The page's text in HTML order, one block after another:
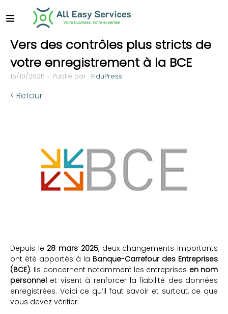
Vers des contrôles plus stricts de
votre enregistrement à la BCE
15/10/2025 - Publié par : FiduPress
< Retour
Depuis le 28 mars 2025, deux changements importants
ont été apportés à la Banque-Carrefour des Entreprises
(BCE). Ils concernent notamment les entreprises en nom
personnel et visent à renforcer la fiabilité des données
enregistrées. Voici ce qu’il faut savoir et surtout, ce que
vous devez vérifier.